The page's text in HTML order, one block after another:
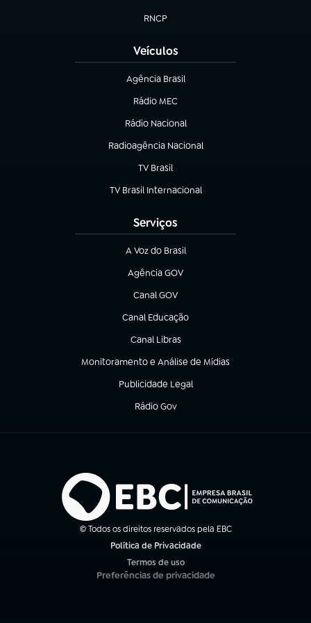
RNCP
(abre em nova aba)
Veículos
Agência Brasil
(abre em nova aba)
Rádio MEC
(abre em nova aba)
Rádio Nacional
Radioagência Nacional
(abre em nova aba)
TV Brasil
(abre em nova aba)
TV Brasil Internacional
(abre em nova aba)
Serviços
A Voz do Brasil
(abre em nova aba)
Agência GOV
(abre em nova aba)
Canal GOV
(abre em nova aba)
Canal Educação
(abre em nova aba)
Canal Libras
(abre em nova aba)
Monitoramento e Análise de Mídias
(abre em nova aba)
Publicidade Legal
(abre em nova aba)
Rádio Gov
(abre em nova aba)
© Todos os direitos reservados pela EBC
Política de Privacidade
Termos de uso
(abre em nova aba)
Preferências de privacidade